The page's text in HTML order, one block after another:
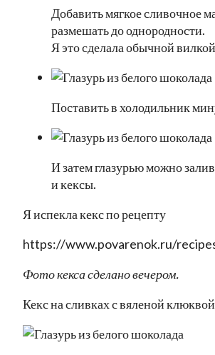
Добавить мягкое сливочное
размешать до однородности.
Я это сделала обычной
Поставить в холодильник
И затем глазурью можно
и кексы.
Я испекла кекс по рецепту
https://www.povarenok.ru/
Фото кекса сделано вечером.
Кекс на сливках с вяленой клюквой